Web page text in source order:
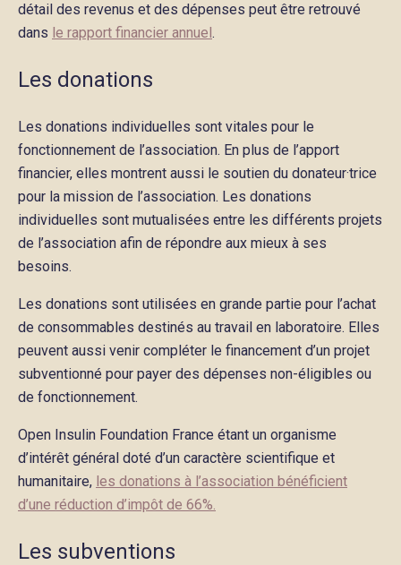
détail des revenus et des dépenses peut être retrouvé
dans le rapport financier annuel.
Les donations
Les donations individuelles sont vitales pour le
fonctionnement de l’association. En plus de l’apport
financier, elles montrent aussi le soutien du donateur·trice
pour la mission de l’association. Les donations
individuelles sont mutualisées entre les différents projets
de l’association afin de répondre aux mieux à ses
besoins.
Les donations sont utilisées en grande partie pour l’achat
de consommables destinés au travail en laboratoire. Elles
peuvent aussi venir compléter le financement d’un projet
subventionné pour payer des dépenses non-éligibles ou
de fonctionnement.
Open Insulin Foundation France étant un organisme
d’intérêt général doté d’un caractère scientifique et
humanitaire, les donations à l’association bénéficient
d’une réduction d’impôt de 66%.
Les subventions